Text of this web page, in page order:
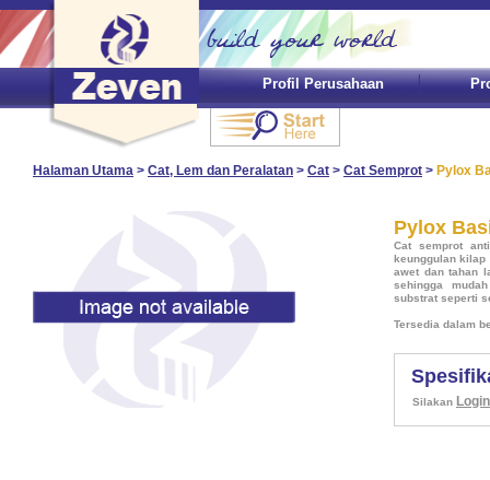
Profil Perusahaan
Halaman Utama > Cat, Lem dan Peralatan > Cat > Cat Semprot > Pylox
Pylox
Cat semprot
keunggulan kilap
awet dan tahan
sehingga
substrat seperti
Tersedia dalam
Silakan Login